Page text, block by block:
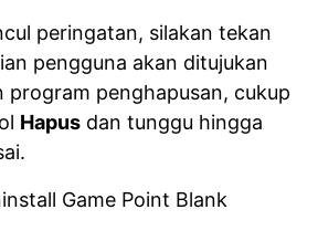
peringatan, silakan tekan
pengguna akan ditujukan
program penghapusan, cukup
Hapus dan tunggu hingga